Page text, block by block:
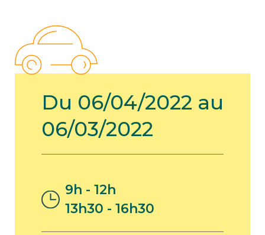
Du 06/04/2022 au
06/03/2022
9h - 12h
13h30 - 16h30